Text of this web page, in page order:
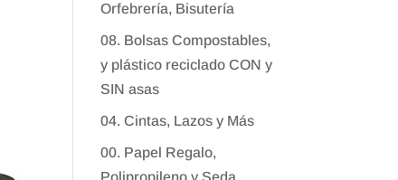
Orfebrería, Bisutería
08. Bolsas Compostables,
y plástico reciclado CON y
SIN asas
04. Cintas, Lazos y Más
00. Papel Regalo,
Polipropileno y Seda